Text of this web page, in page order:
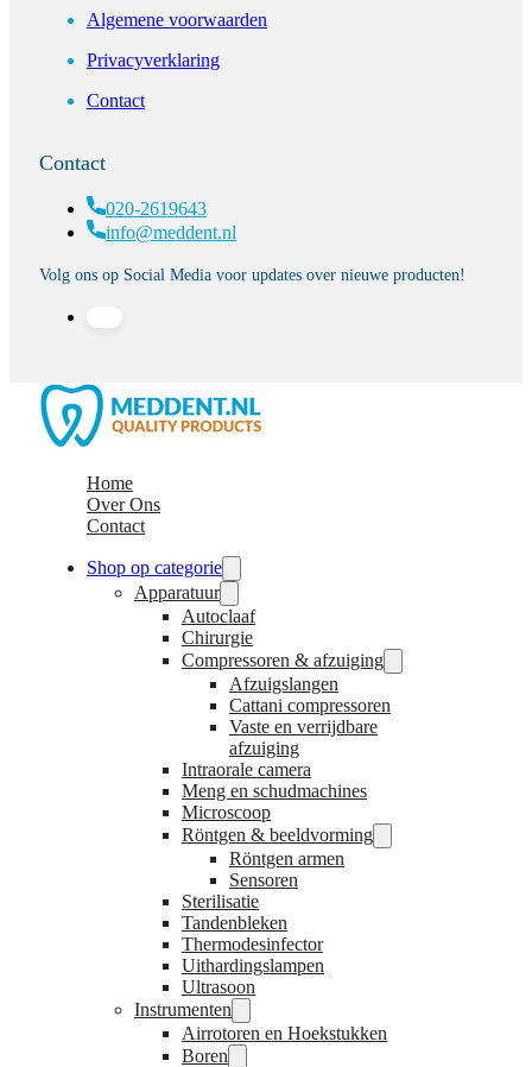
Algemene voorwaarden
Privacyverklaring
Contact
Contact
020-2619643
info@meddent.nl
Volg ons op Social Media voor updates over nieuwe producten!
Home
Over Ons
Contact
Shop op categorie
Apparatuur
Autoclaaf
Chirurgie
Compressoren & afzuiging
Afzuigslangen
Cattani compressoren
Vaste en verrijdbare
afzuiging
Intraorale camera
Meng en schudmachines
Microscoop
Röntgen & beeldvorming
Röntgen armen
Sensoren
Sterilisatie
Tandenbleken
Thermodesinfector
Uithardingslampen
Ultrasoon
Instrumenten
Airrotoren en Hoekstukken
Boren